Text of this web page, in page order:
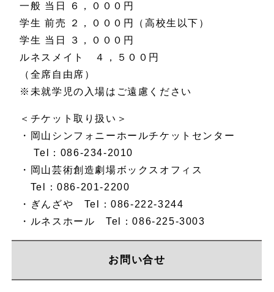
一般 当日 ６，０００円
学生 前売 ２，０００円（高校生以下）
学生 当日 ３，０００円
ルネスメイト ４，５００円
（全席自由席）
※未就学児の入場はご遠慮ください
＜チケット取り扱い＞
・岡山シンフォニーホールチケットセンター
Tel：086-234-2010
・岡山芸術創造劇場ボックスオフィス
Tel：086-201-2200
・ぎんざや Tel：086-222-3244
・ルネスホール Tel：086-225-3003
お問い合せ